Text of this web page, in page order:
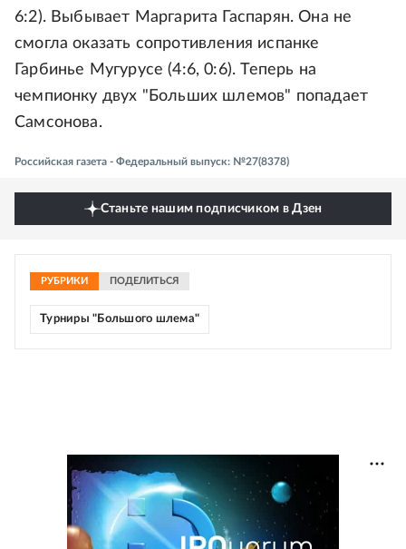
6:2). Выбывает Маргарита Гаспарян. Она не
смогла оказать сопротивления испанке
Гарбинье Мугурусе (4:6, 0:6). Теперь на
чемпионку двух "Больших шлемов" попадает
Самсонова.
Российская газета - Федеральный выпуск: №27(8378)
Станьте нашим подписчиком в Дзен
РУБРИКИ ПОДЕЛИТЬСЯ
Турниры "Большого шлема"